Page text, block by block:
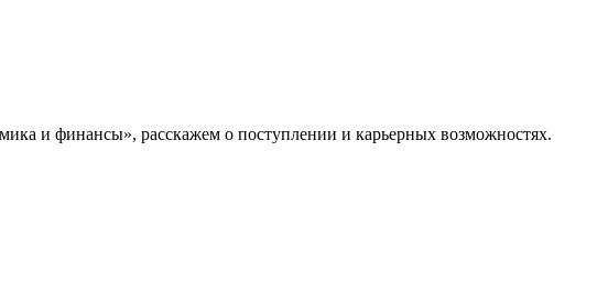
и финансы», расскажем о поступлении и карьерных возможностях.